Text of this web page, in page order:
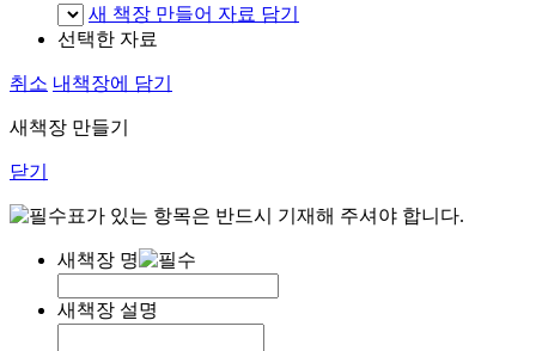
새 책장 만들어 자료 담기
선택한 자료
취소 내책장에 담기
새책장 만들기
닫기
표가 있는 항목은 반드시 기재해 주셔야 합니다.
새책장 명
새책장 설명